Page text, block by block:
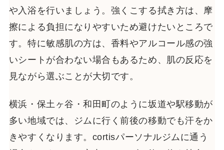
や入浴を行いましょう。強くこする拭き方は、摩
擦による負担になりやすいため避けたいところで
す。特に敏感肌の方は、香料やアルコール感の強
いシートが合わない場合もあるため、肌の反応を
見ながら選ぶことが大切です。
横浜・保土ヶ谷・和田町のように坂道や駅移動が
多い地域では、ジムに行く前後の移動でも汗をか
きやすくなります。cortisパーソナルジムに通う